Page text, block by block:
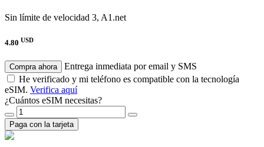
Sin límite de velocidad 3, A1.net
4.80 USD
Compra ahora
Entrega inmediata por email y SMS
He verificado y mi teléfono es compatible con la tecnología
eSIM. Verifica aquí
¿Cuántos eSIM necesitas?
Paga con la tarjeta